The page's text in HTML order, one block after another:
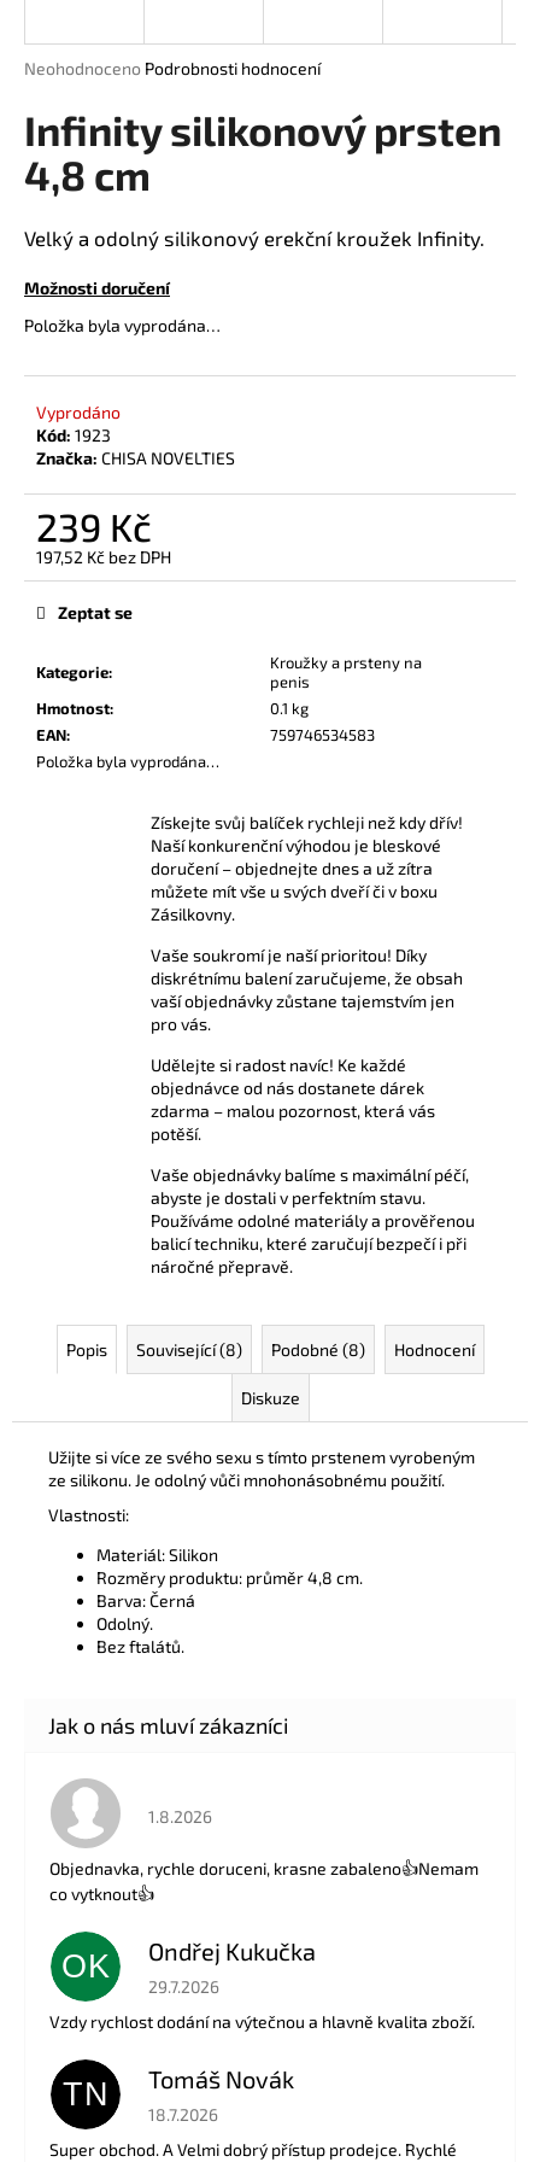
Průměrné
produktu
0,0
z
hvězdiček.
Neohodnoceno Podrobnosti hodnocení
Infinity silikonový prsten
4,8 cm
Velký a odolný silikonový erekční kroužek Infinity.
Možnosti doručení
Položka byla vyprodána…
Vyprodáno
Kód: 1923
Značka: CHISA NOVELTIES
239 Kč
197,52 Kč bez DPH
Měrná
Kategorie:
Kroužky a prsteny na
penis
Hmotnost:
0.1 kg
EAN:
759746534583
Položka byla vyprodána…
Zeptat se
Získejte svůj balíček rychleji než kdy dřív!
Naší konkurenční výhodou je bleskové
doručení – objednejte dnes a už zítra
můžete mít vše u svých dveří či v boxu
Zásilkovny.
Vaše soukromí je naší prioritou! Díky
diskrétnímu balení zaručujeme, že obsah
vaší objednávky zůstane tajemstvím jen
pro vás.
Udělejte si radost navíc! Ke každé
objednávce od nás dostanete dárek
zdarma – malou pozornost, která vás
potěší.
Vaše objednávky balíme s maximální péčí,
abyste je dostali v perfektním stavu.
Používáme odolné materiály a prověřenou
balicí techniku, které zaručují bezpečí i při
náročné přepravě.
Popis Související (8) Podobné (8) Hodnocení
Diskuze
Užijte si více ze svého sexu s tímto prstenem vyrobeným
ze silikonu. Je odolný vůči mnohonásobnému použití.
Vlastnosti:
Materiál: Silikon
Rozměry produktu: průměr 4,8 cm.
Barva: Černá
Odolný.
Bez ftalátů.
Hodnocení obchodu je 5 z 5 hvězdiček.
1.8.2026
Objednavka, rychle doruceni, krasne zabaleno👍Nemam
co vytknout👍
OK Ondřej Kukučka
Hodnocení obchodu je 5 z 5 hvězdiček.
29.7.2026
Vzdy rychlost dodání na výtečnou a hlavně kvalita zboží.
TN Tomáš Novák
Hodnocení obchodu je 5 z 5 hvězdiček.
18.7.2026
Super obchod. A Velmi dobrý přístup prodejce. Rychlé
j
t
?
HLEDAT
o
p
o
r
u
e
AMYL
POPPERS